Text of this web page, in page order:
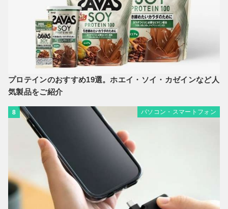
プロテインのおすすめ19選。ホエイ・ソイ・カゼインなど人
気製品をご紹介
8 パソコン・スマートフォン